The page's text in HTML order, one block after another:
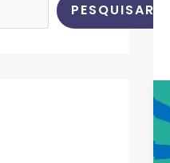
PESQUISAR